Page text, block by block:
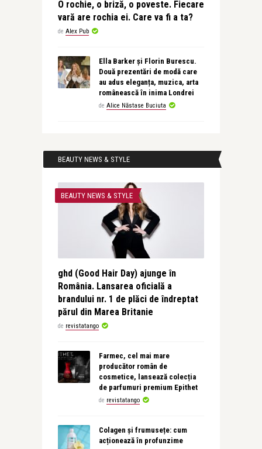
O rochie, o briză, o poveste. Fiecare
vară are rochia ei. Care va fi a ta?
de Alex Pub
Ella Barker și Florin Burescu.
Două prezentări de modă care
au adus eleganța, muzica, arta
românească în inima Londrei
de Alice Năstase Buciuta
BEAUTY NEWS & STYLE
BEAUTY NEWS & STYLE
ghd (Good Hair Day) ajunge în
România. Lansarea oficială a
brandului nr. 1 de plăci de îndreptat
părul din Marea Britanie
de revistatango
Farmec, cel mai mare
producător român de
cosmetice, lansează colecția
de parfumuri premium Epithet
de revistatango
Colagen și frumusețe: cum
acționează în profunzime